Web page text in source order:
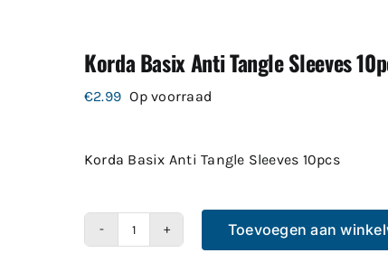
Korda Basix Anti Tangle Sleeves
€2.99 Op voorraad
Korda Basix Anti Tangle Sleeves 10pcs
Toevoegen aan